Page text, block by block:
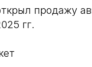
продажу
гг.